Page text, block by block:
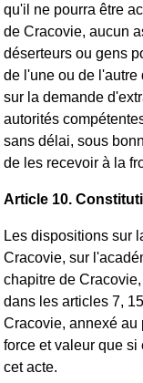
qu'il ne pourra être
de Cracovie, aucun
déserteurs ou gens
de l'une ou de l'autre
sur la demande
autorités
sans délai, sous
de les recevoir à la
Article 10.
Les dispositions sur
Cracovie, sur
chapitre de
dans les articles 7,
Cracovie, annexé au
force et valeur que
cet acte.